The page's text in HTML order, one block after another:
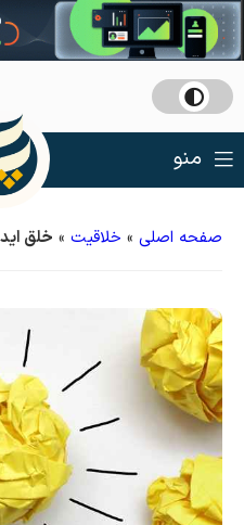
منو
صفحه اصلی » خلاقیت » خلق